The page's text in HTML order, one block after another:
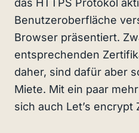
das HTTPS Protokol
Benutzeroberfläche
Browser präsentiert.
entsprechenden
daher, sind dafür aber
Miete. Mit ein paar
sich auch Let’s